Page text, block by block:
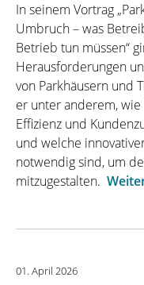
In seinem Vortrag
Umbruch – was
Betrieb tun müssen“
Herausforderungen
von Parkhäusern und
er unter anderem,
Effizienz und
und welche
notwendig sind, um
mitzugestalten. ​
01. April 2026